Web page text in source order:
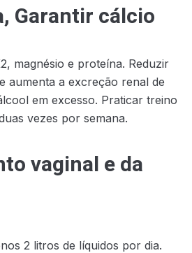
Garantir cálcio
magnésio e proteína. Reduzir
aumenta a excreção renal de
em excesso. Praticar treino
vezes por semana.
vaginal e da
2 litros de líquidos por dia.